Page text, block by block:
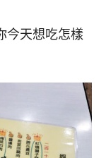
今天想吃怎樣